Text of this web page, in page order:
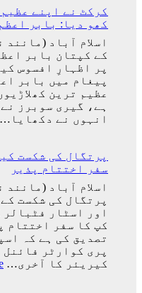
کا
بند
جو
گا
وہ
ٹیم
ثنا
کرکٹ نے اپنے
کھو دیا: بابر اعظم
اسلام آباد
کے کپتان بابر
پر اظہارِ افسوس
پیغام میں بابر
عظیم ترین
ہے، گیری سوبرز
انہوں نے دکھایا…
پرتگال کی شکست
سفر اختتام پذیر
پرتگال کی شکست
اور اسٹار
کپ کا سفر اختتام
تصدیق کی ہے کہ
پری کوارٹر فائنل
کیریئر کا آخری…